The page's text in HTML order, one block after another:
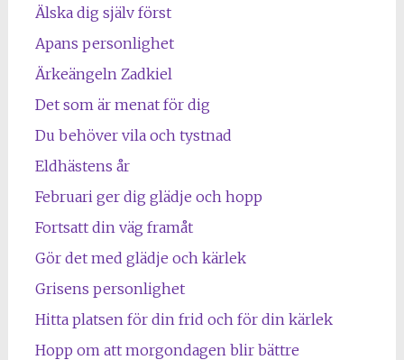
Älska dig själv först
Apans personlighet
Ärkeängeln Zadkiel
Det som är menat för dig
Du behöver vila och tystnad
Eldhästens år
Februari ger dig glädje och hopp
Fortsatt din väg framåt
Gör det med glädje och kärlek
Grisens personlighet
Hitta platsen för din frid och för din kärlek
Hopp om att morgondagen blir bättre